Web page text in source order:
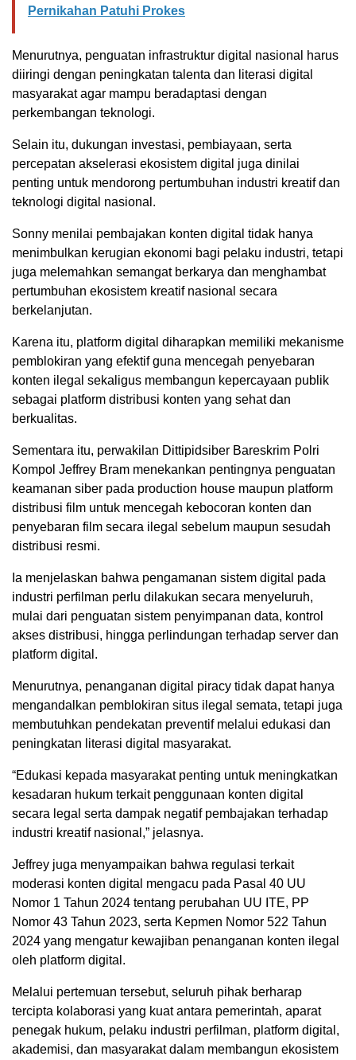
Pernikahan Patuhi Prokes
Menurutnya, penguatan infrastruktur digital nasional harus
diiringi dengan peningkatan talenta dan literasi digital
masyarakat agar mampu beradaptasi dengan
perkembangan teknologi.
Selain itu, dukungan investasi, pembiayaan, serta
percepatan akselerasi ekosistem digital juga dinilai
penting untuk mendorong pertumbuhan industri kreatif dan
teknologi digital nasional.
Sonny menilai pembajakan konten digital tidak hanya
menimbulkan kerugian ekonomi bagi pelaku industri, tetapi
juga melemahkan semangat berkarya dan menghambat
pertumbuhan ekosistem kreatif nasional secara
berkelanjutan.
Karena itu, platform digital diharapkan memiliki mekanisme
pemblokiran yang efektif guna mencegah penyebaran
konten ilegal sekaligus membangun kepercayaan publik
sebagai platform distribusi konten yang sehat dan
berkualitas.
Sementara itu, perwakilan Dittipidsiber Bareskrim Polri
Kompol Jeffrey Bram menekankan pentingnya penguatan
keamanan siber pada production house maupun platform
distribusi film untuk mencegah kebocoran konten dan
penyebaran film secara ilegal sebelum maupun sesudah
distribusi resmi.
Ia menjelaskan bahwa pengamanan sistem digital pada
industri perfilman perlu dilakukan secara menyeluruh,
mulai dari penguatan sistem penyimpanan data, kontrol
akses distribusi, hingga perlindungan terhadap server dan
platform digital.
Menurutnya, penanganan digital piracy tidak dapat hanya
mengandalkan pemblokiran situs ilegal semata, tetapi juga
membutuhkan pendekatan preventif melalui edukasi dan
peningkatan literasi digital masyarakat.
“Edukasi kepada masyarakat penting untuk meningkatkan
kesadaran hukum terkait penggunaan konten digital
secara legal serta dampak negatif pembajakan terhadap
industri kreatif nasional,” jelasnya.
Jeffrey juga menyampaikan bahwa regulasi terkait
moderasi konten digital mengacu pada Pasal 40 UU
Nomor 1 Tahun 2024 tentang perubahan UU ITE, PP
Nomor 43 Tahun 2023, serta Kepmen Nomor 522 Tahun
2024 yang mengatur kewajiban penanganan konten ilegal
oleh platform digital.
Melalui pertemuan tersebut, seluruh pihak berharap
tercipta kolaborasi yang kuat antara pemerintah, aparat
penegak hukum, pelaku industri perfilman, platform digital,
akademisi, dan masyarakat dalam membangun ekosistem